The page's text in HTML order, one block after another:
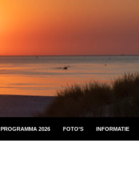
PROGRAMMA 2026 FOTO’S INFORMATIE